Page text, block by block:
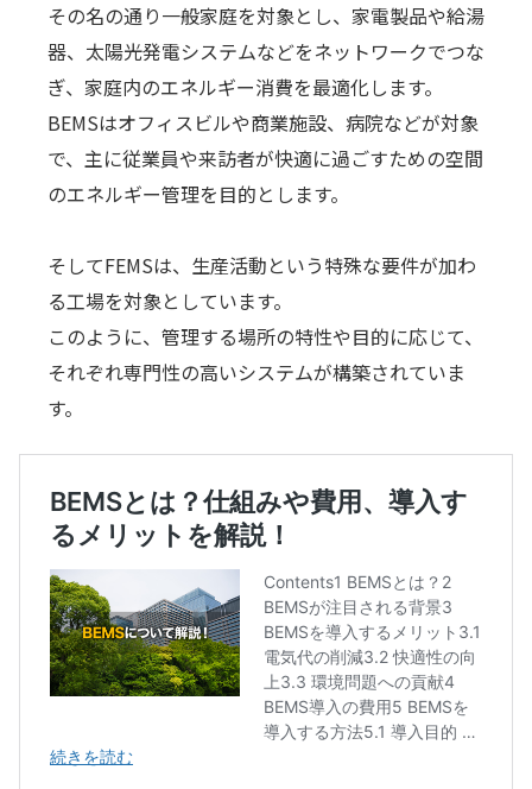
その名の通り一般家庭を対象とし、家電製品や給湯
器、太陽光発電システムなどをネットワークでつな
ぎ、家庭内のエネルギー消費を最適化します。
BEMSはオフィスビルや商業施設、病院などが対象
で、主に従業員や来訪者が快適に過ごすための空間
のエネルギー管理を目的とします。
そしてFEMSは、生産活動という特殊な要件が加わ
る工場を対象としています。
このように、管理する場所の特性や目的に応じて、
それぞれ専門性の高いシステムが構築されていま
す。